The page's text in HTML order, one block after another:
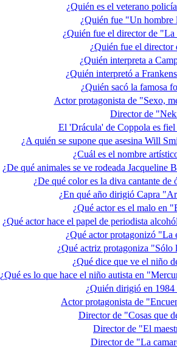
¿Quién es el veterano
¿Quién fue "Un hombre
¿Quién fue el director de "La
¿Quién fue el
¿Quién interpreta a
¿Quién interpretó a
¿Quién sacó la famosa
Actor protagonista de "Sexo,
Director de
El 'Drácula' de Coppola es
¿A quién se supone que asesina Will
¿Cuál es el nombre
¿De qué animales se ve rodeada
¿De qué color es la diva cantante
¿En qué año dirigió Capra
¿Qué actor es el malo en
¿Qué actor hace el papel de periodista
¿Qué actor protagonizó "La
¿Qué actriz protagoniza "Sólo
¿Qué dice que ve el niño
¿Qué es lo que hace el niño autista en
¿Quién dirigió en
Actor protagonista de
Director de "Cosas que
Director de "El
Director de "La